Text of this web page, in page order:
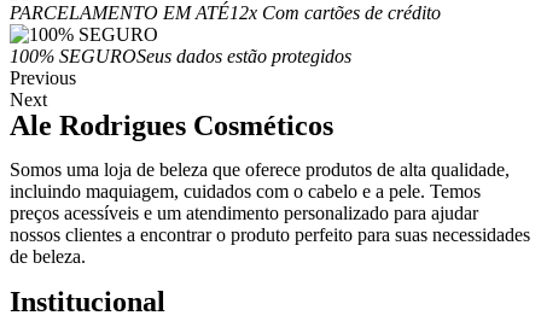
PARCELAMENTO EM ATÉ12x Com cartões de crédito
100% SEGUROSeus dados estão protegidos
Previous
Next
Ale Rodrigues Cosméticos
Somos uma loja de beleza que oferece produtos de alta qualidade,
incluindo maquiagem, cuidados com o cabelo e a pele. Temos
preços acessíveis e um atendimento personalizado para ajudar
nossos clientes a encontrar o produto perfeito para suas necessidades
de beleza.
Institucional